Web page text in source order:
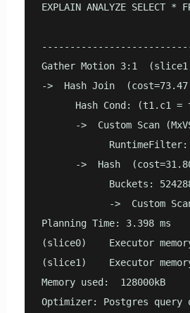
EXPLAIN ANALYZE
Gather Motion 3:1  (slice1;
->  Hash Join
Hash Cond: (t1.c1 =
->  Custom Scan
->  Hash
Buckets:
->  Custom
Planning Time: 3.398 ms
(slice0)    Executor
(slice1)    Executor
Memory used:  128000kB
Optimizer: Postgres query